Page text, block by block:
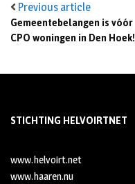
Previous article
Gemeentebelangen is vóór
CPO woningen in Den Hoek!
STICHTING HELVOIRTNET
www.helvoirt.net
www.haaren.nu